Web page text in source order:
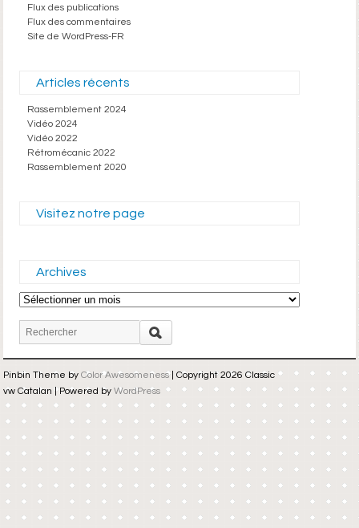
Flux des publications
Flux des commentaires
Site de WordPress-FR
Articles récents
Rassemblement 2024
Vidéo 2024
Vidéo 2022
Rétromécanic 2022
Rassemblement 2020
Visitez notre page
Archives
Archives
Pinbin Theme by Color Awesomeness| Copyright 2026 Classic
vw Catalan | Powered by WordPress